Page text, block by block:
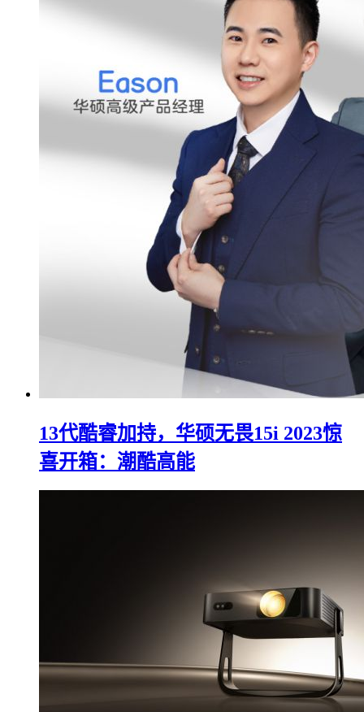
13代酷睿加持，华硕无畏15i 2023惊
喜开箱：潮酷高能